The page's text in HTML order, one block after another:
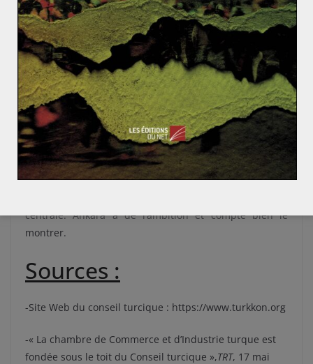
culturelles du monde, la Turquie entend ainsi passer
de carrefour du monde à centre culturel, politique et
économique majeur. Devenir un protecteur de minorité
turcophones et mener une rapprochement politique
turcique s’inscrit donc dans un objectif de
rayonnement global et d’affirmation de puissance. La
Turquie joue ici la carte del’autonomie et de
l’indépendance diplomatiqueetmilitairedans une
zone géographique complexe. Le pays se positionne
ainsi comme un parrain régional à même de
concurrencer l’influence arabe du Golfe Persique, de
centrale. Ankara a de l’ambition et compte bien le
montrer.
Sources :
-Site Web du conseil turcique : https://www.turkkon.org
-« La chambre de Commerce et d’Industrie turque est
fondée sous le toit du Conseil turcique »,TRT, 17 mai